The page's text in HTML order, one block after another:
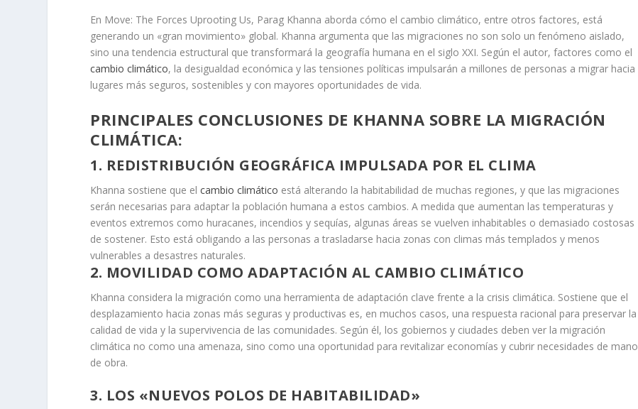
En Move: The Forces Uprooting Us, Parag Khanna aborda cómo el cambio climático, entre otros factores, está
generando un «gran movimiento» global. Khanna argumenta que las migraciones no son solo un fenómeno aislado,
sino una tendencia estructural que transformará la geografía humana en el siglo XXI. Según el autor, factores como el
cambio climático, la desigualdad económica y las tensiones políticas impulsarán a millones de personas a migrar hacia
lugares más seguros, sostenibles y con mayores oportunidades de vida.
PRINCIPALES CONCLUSIONES DE KHANNA SOBRE LA MIGRACIÓN
CLIMÁTICA:
1. REDISTRIBUCIÓN GEOGRÁFICA IMPULSADA POR EL CLIMA
Khanna sostiene que el cambio climático está alterando la habitabilidad de muchas regiones, y que las migraciones
serán necesarias para adaptar la población humana a estos cambios. A medida que aumentan las temperaturas y
eventos extremos como huracanes, incendios y sequías, algunas áreas se vuelven inhabitables o demasiado costosas
de sostener. Esto está obligando a las personas a trasladarse hacia zonas con climas más templados y menos
vulnerables a desastres naturales.
2. MOVILIDAD COMO ADAPTACIÓN AL CAMBIO CLIMÁTICO
Khanna considera la migración como una herramienta de adaptación clave frente a la crisis climática. Sostiene que el
desplazamiento hacia zonas más seguras y productivas es, en muchos casos, una respuesta racional para preservar la
calidad de vida y la supervivencia de las comunidades. Según él, los gobiernos y ciudades deben ver la migración
climática no como una amenaza, sino como una oportunidad para revitalizar economías y cubrir necesidades de mano
de obra.
3. LOS «NUEVOS POLOS DE HABITABILIDAD»